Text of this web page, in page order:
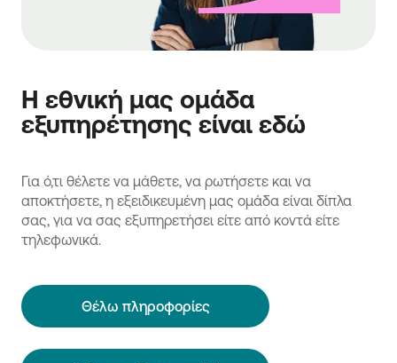
Η εθνική μας ομάδα
εξυπηρέτησης είναι εδώ
Για ό,τι θέλετε να μάθετε, να ρωτήσετε και να
αποκτήσετε, η εξειδικευμένη μας ομάδα είναι δίπλα
σας, για να σας εξυπηρετήσει είτε από κοντά είτε
τηλεφωνικά.
Θέλω πληροφορίες